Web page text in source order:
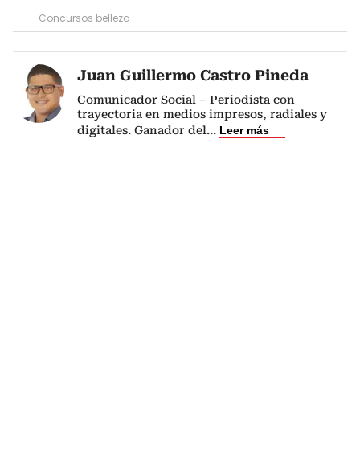
Concursos belleza
Juan Guillermo Castro Pineda
Comunicador Social – Periodista con
trayectoria en medios impresos, radiales y
digitales. Ganador del... Leer más